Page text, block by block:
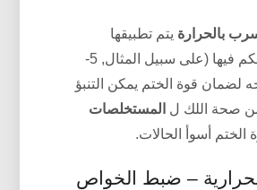
بالحرارة يتم تطبيقها
بسماكة يمكن التحكم فيها (على سبيل المثال, 5-
وعلاجه لضمان قوة الختم يمكن التنبؤ
صحة اللك ل المستخلصات
أسوأ الحالات.
– ضبط الخواص